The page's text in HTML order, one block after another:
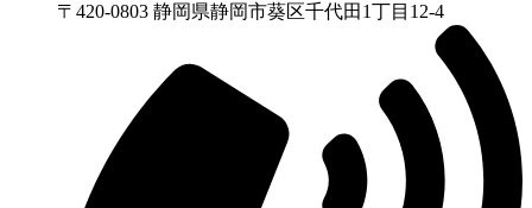
〒420-0803 静岡県静岡市葵区千代⽥1丁⽬12-4